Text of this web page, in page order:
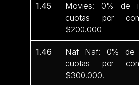
1.45
Movies: 0% de
cuotas por
$200.000
1.46
Naf Naf: 0% de
cuotas por
$300.000.